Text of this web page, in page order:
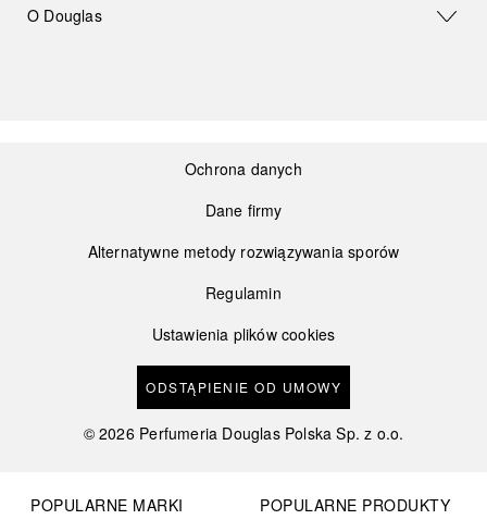
O Douglas
Ochrona danych
Dane firmy
Alternatywne metody rozwiązywania sporów
Regulamin
Ustawienia plików cookies
ODSTĄPIENIE OD UMOWY
©2026 Perfumeria Douglas Polska Sp. z o.o.
POPULARNE MARKI
POPULARNE PRODUKTY